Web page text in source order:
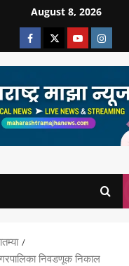
August 8, 2026
निवडणूक निकाल